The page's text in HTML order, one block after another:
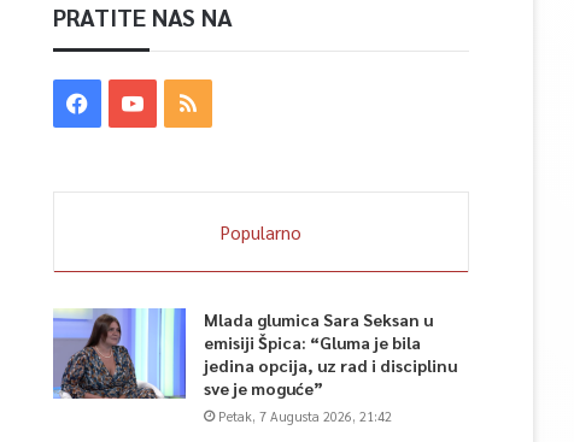
PRATITE NAS NA
Popularno
Mlada glumica Sara Seksan u
emisiji Špica: “Gluma je bila
jedina opcija, uz rad i disciplinu
sve je moguće”
Petak, 7 Augusta 2026, 21:42